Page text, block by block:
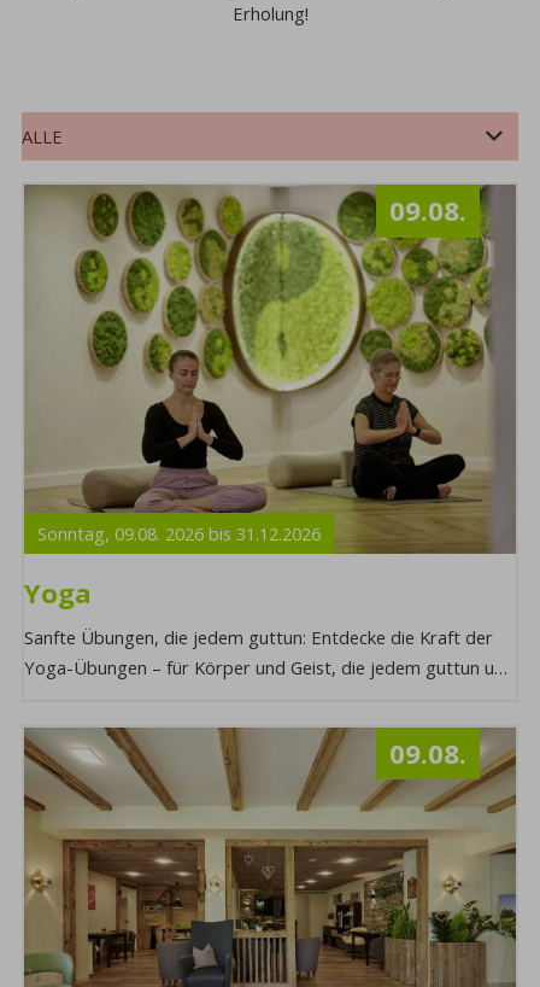
Erholung!
ALLE
ERNÄHRUNG
KREATIVWORKSHOPS
VORTRÄGE
ERHOLUNG & BEWEGUNG
Sonntag,09.08. 2026 bis31.12.2026
09.08.
Yoga
Sanfte Übungen, die jedem guttun: Entdecke die Kraft der
Yoga-Übungen – für Körper und Geist, die jedem guttun und
09.08.